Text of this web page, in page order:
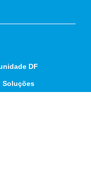
DF
Soluções